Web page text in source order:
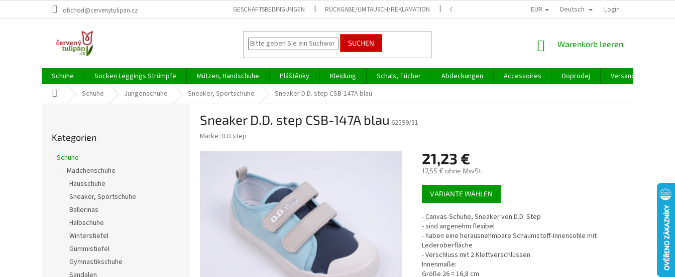
obchod@cervenytulipan.cz GESCHÄFTSBEDINGUNGEN RÜCKGABE/UMTAUSCH/REKLAMATION GROSSHANDEL EUR Deutsch Login
SUCHEN WARENKORB
Warenkorb leeren
Schuhe Socken Leggings Strümpfe Mützen, Handschuhe Pláštěnky Kleidung Schals, Tücher Abdeckungen Accessoires Doprodej
Versand und Zahlung
StartseiteSchuhe Jungenschuhe Sneaker, Sportschuhe Sneaker D.D. step CSB-147A blau
überspringen
Kategorien
Schuhe
Mädchenschuhe
Hausschuhe
Sneaker, Sportschuhe
Ballerinas
Halbschuhe
Winterstiefel
Gummistiefel
Gymnastikschuhe
Sandalen
Sneaker D.D. step CSB-147A blau 62599/31
Marke: D.D.step
21,23 €
17,55 € ohne MwSt.
Verkaufspreis:
VARIANTE WÄHLEN
- Canvas-Schuhe, Sneaker von D.D. Step
- sind angenehm flexibel
- haben eine herausnehmbare Schaumstoff-Innensohle mit
Lederoberfläche
- Verschluss mit 2 Klettverschlüssen
Innenmaße:
Größe 26 = 16,8 cm